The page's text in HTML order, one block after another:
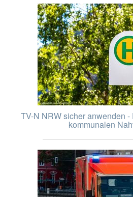
TV-N NRW sicher anwenden
kommunalen